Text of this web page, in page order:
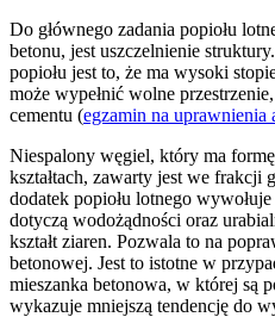
Do głównego zadania popiołu
betonu, jest uszczelnienie
popiołu jest to, że ma wysoki
może wypełnić wolne
cementu (egzamin na uprawnienia
Niespalony węgiel, który ma
kształtach, zawarty jest we frakcji
dodatek popiołu lotnego
dotyczą wodożądności oraz
kształt ziaren. Pozwala to na
betonowej. Jest to istotne w
mieszanka betonowa, w której są
wykazuje mniejszą tendencję do